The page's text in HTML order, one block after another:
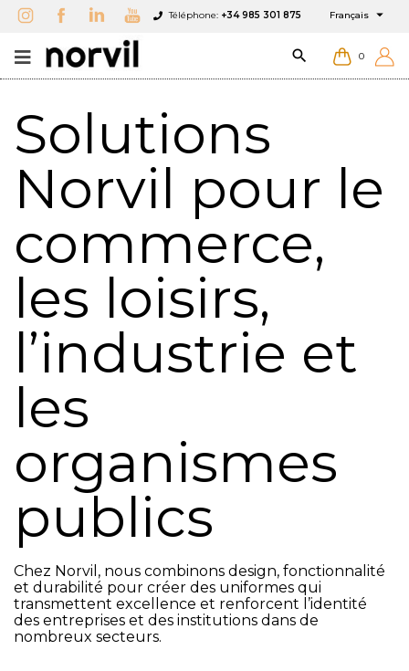
Téléphone: +34 985 301 875 Français 
 0
Solutions
Norvil pour le
commerce,
les loisirs,
l’industrie et
les
organismes
publics
Chez Norvil, nous combinons design, fonctionnalité
et durabilité pour créer des uniformes qui
transmettent excellence et renforcent l’identité
des entreprises et des institutions dans de
nombreux secteurs.
Ajouter à ma liste d'envies
((modalTitle))
((cancelText)) ((modalDeleteText))
Créer une liste d'envies
Annuler
Connexion
à votre liste d'envies.
Annuler Connexion